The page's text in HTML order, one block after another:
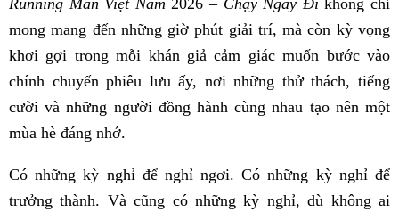
Running Man Việt Nam2026 –Chạy Ngay Đi không chỉ
mong mang đến những giờ phút giải trí, mà còn kỳ vọng
khơi gợi trong mỗi khán giả cảm giác muốn bước vào
chính chuyến phiêu lưu ấy, nơi những thử thách, tiếng
cười và những người đồng hành cùng nhau tạo nên một
mùa hè đáng nhớ.
Có những kỳ nghỉ để nghỉ ngơi. Có những kỳ nghỉ để
trưởng thành. Và cũng có những kỳ nghỉ, dù không ai